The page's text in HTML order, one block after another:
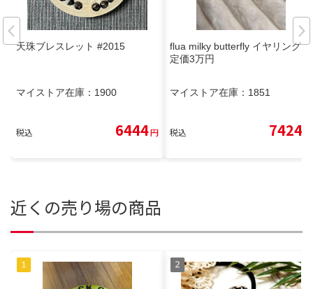
天珠ブレスレット #2015
マイストア在庫： 1900
税込 6444円
flua milky butterfly イヤリング
定価3万円
マイストア在庫： 1851
税込 7424
近くの売り場の商品